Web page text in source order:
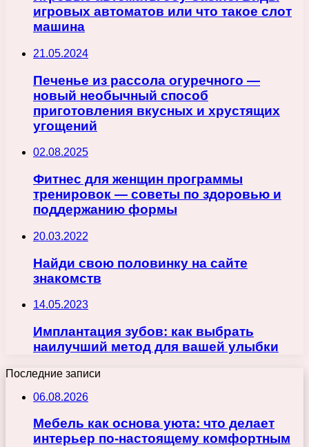
игровых автоматов или что такое слот
машина
21.05.2024
Печенье из рассола огуречного —
новый необычный способ
приготовления вкусных и хрустящих
угощений
02.08.2025
Фитнес для женщин программы
тренировок — советы по здоровью и
поддержанию формы
20.03.2022
Найди свою половинку на сайте
знакомств
14.05.2023
Имплантация зубов: как выбрать
наилучший метод для вашей улыбки
Последние записи
06.08.2026
Мебель как основа уюта: что делает
интерьер по-настоящему комфортным